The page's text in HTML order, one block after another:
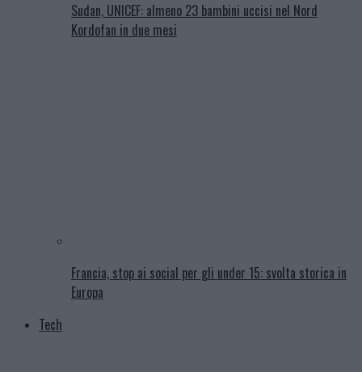
Sudan, UNICEF: almeno 23 bambini uccisi nel Nord
Kordofan in due mesi
Francia, stop ai social per gli under 15: svolta storica in
Europa
Tech